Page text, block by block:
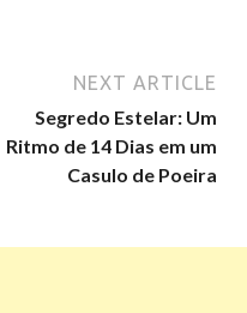
NEXT ARTICLE
Segredo Estelar: Um
Ritmo de 14 Dias em um
Casulo de Poeira